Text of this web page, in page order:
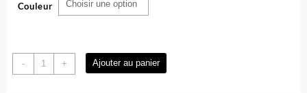
Couleur
-
quantité
de
+ Ajouter au panier